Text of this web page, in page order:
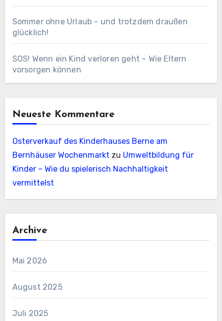
Sommer ohne Urlaub – und trotzdem draußen
glücklich!
SOS! Wenn ein Kind verloren geht – Wie Eltern
vorsorgen können
Neueste Kommentare
Osterverkauf des Kinderhauses Berne am
Bernhäuser Wochenmarkt zu Umweltbildung für
Kinder – Wie du spielerisch Nachhaltigkeit
vermittelst
Archive
Mai 2026
August 2025
Juli 2025